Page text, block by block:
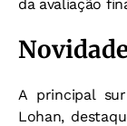
da avaliação
A principal
Lohan,